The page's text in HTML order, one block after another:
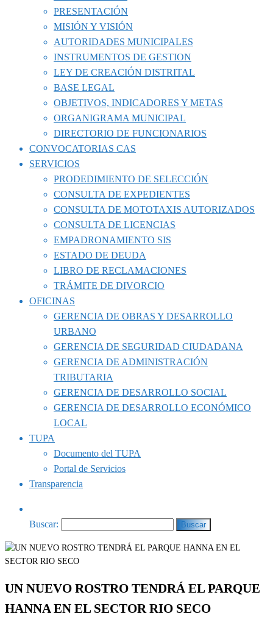
PRESENTACIÓN
MISIÓN Y VISIÓN
AUTORIDADES MUNICIPALES
INSTRUMENTOS DE GESTION
LEY DE CREACIÓN DISTRITAL
BASE LEGAL
OBJETIVOS, INDICADORES Y METAS
ORGANIGRAMA MUNICIPAL
DIRECTORIO DE FUNCIONARIOS
CONVOCATORIAS CAS
SERVICIOS
PRODEDIMIENTO DE SELECCIÓN
CONSULTA DE EXPEDIENTES
CONSULTA DE MOTOTAXIS AUTORIZADOS
CONSULTA DE LICENCIAS
EMPADRONAMIENTO SIS
ESTADO DE DEUDA
LIBRO DE RECLAMACIONES
TRÁMITE DE DIVORCIO
OFICINAS
GERENCIA DE OBRAS Y DESARROLLO
URBANO
GERENCIA DE SEGURIDAD CIUDADANA
GERENCIA DE ADMINISTRACIÓN
TRIBUTARIA
GERENCIA DE DESARROLLO SOCIAL
GERENCIA DE DESARROLLO ECONÓMICO
LOCAL
TUPA
Documento del TUPA
Portal de Servicios
Transparencia
Buscar:
UN NUEVO ROSTRO TENDRÁ EL PARQUE
HANNA EN EL SECTOR RIO SECO